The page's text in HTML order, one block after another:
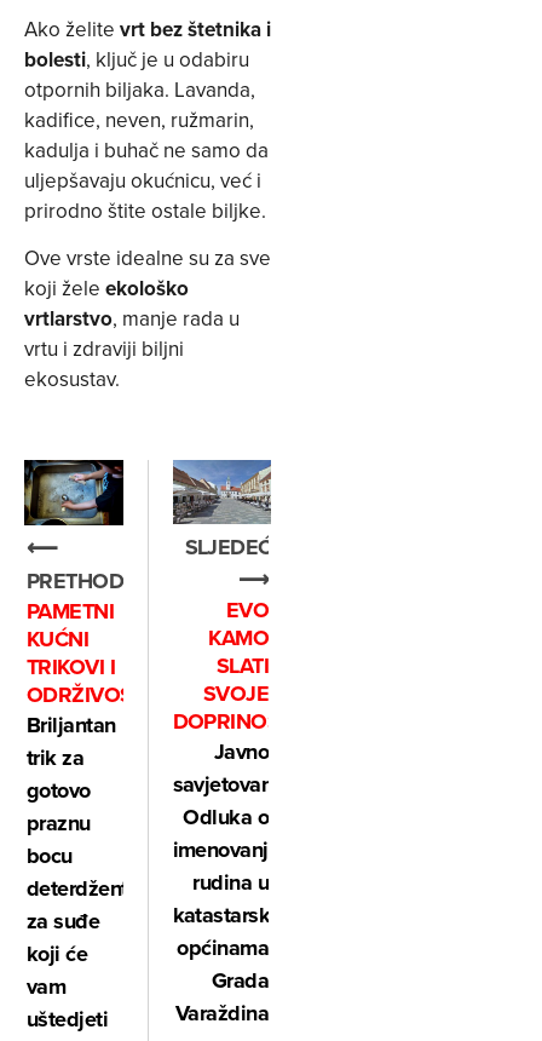
Ako želite vrt bez štetnika i
bolesti, ključ je u odabiru
otpornih biljaka. Lavanda,
kadifice, neven, ružmarin,
kadulja i buhač ne samo da
uljepšavaju okućnicu, već i
prirodno štite ostale biljke.
Ove vrste idealne su za sve
koji žele ekološko
vrtlarstvo, manje rada u
vrtu i zdraviji biljni
ekosustav.
⟵
PRETHODNO
PAMETNI
KUĆNI
TRIKOVI I
ODRŽIVOST
Briljantan
trik za
gotovo
praznu
bocu
deterdženta
za suđe
koji će
vam
uštedjeti
SLJEDEĆE
⟶
EVO
KAMO
SLATI
SVOJE
DOPRINOSE
Javno
savjetovanje:
Odluka o
imenovanju
rudina u
katastarskim
općinama
Grada
Varaždina